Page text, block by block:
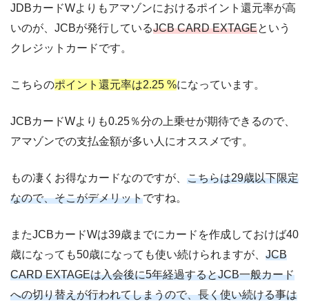
JDBカードWよりもアマゾンにおけるポイント還元率が高
いのが、JCBが発行しているJCB CARD EXTAGEという
クレジットカードです。
こちらのポイント還元率は2.25 %になっています。
JCBカードWよりも0.25％分の上乗せが期待できるので、
アマゾンでの支払金額が多い人にオススメです。
もの凄くお得なカードなのですが、 こちらは29歳以下限定
なので、そこがデメリットですね。
またJCBカードWは39歳までにカードを作成しておけば40
歳になっても50歳になっても使い続けられますが、 JCB
CARD EXTAGEは入会後に5年経過するとJCB一般カード
への切り替えが行われてしまうので、長く使い続ける事は